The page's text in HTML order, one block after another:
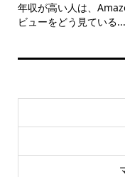
年収が高い人は、
ビューをどう見ている...